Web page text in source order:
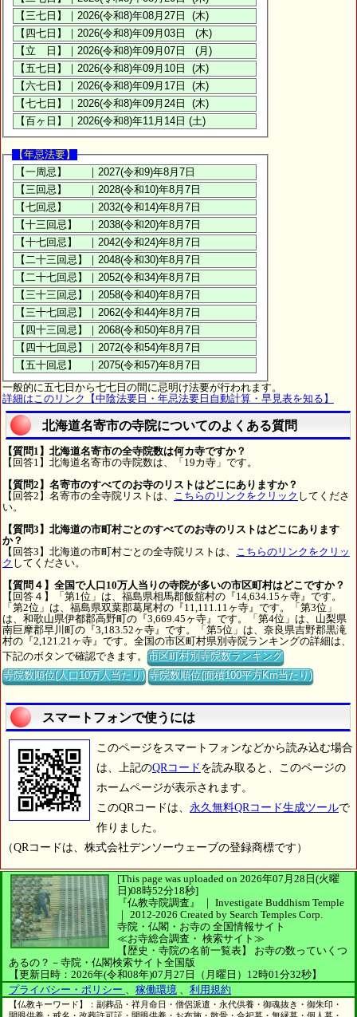
【年忌法要】
一般的に五七日から七七日の間に忌明け法要が行われます。
詳細はこのリンク【中陰法要日・年忌法要日自動計算・早見表を知る】
北海道名寄市の寺院についてのよくある質問
【質問1】北海道名寄市の全寺院数は何カ寺ですか？
【回答1】北海道名寄市の寺院数は、「19カ寺」です。
【質問2】名寄市のすべてのお寺のリストはどこにありますか？
【回答2】名寄市の全寺院リストは、 こちらのリンクをクリック してくださ
い。
【質問3】北海道の市町村ごとのすべてのお寺のリストはどこにあります
か？
【回答3】北海道の市町村ごとの全寺院リストは、 こちらのリンクをクリッ
ク してください。
【質問４】全国で人口10万人当りの寺院が多いの市区町村はどこですか？
【回答４】「第1位」は、福島県相馬郡飯舘村の『14,634.15ヶ寺』です。
「第2位」は、福島県双葉郡葛尾村の『11,111.11ヶ寺』です。「第3位」
は、和歌山県伊都郡高野町の『3,669.45ヶ寺』です。「第4位」は、山梨県
南巨摩郡早川町の『3,183.52ヶ寺』です。「第5位」は、奈良県吉野郡黒滝
村の『2,121.21ヶ寺』です。全国の市区町村県別寺院ランキングの詳細は、
下記のボタンで確認できます。市区町村別寺院数ランキング
寺院数順位(人口10万人当たり) 寺院数順位(面積100平方Km当たり)
スマートフォンで使うには
このページをスマートフォンなどから読み込む場合
は、上記のQRコード を読み取ると、このページの
ホームページが表示されます。
このQRコードは、 永久無料QRコード生成ツールで
作りました。
（QRコードは、株式会社デンソーウェーブの登録商標です）
[This page was uploaded on 2026年07月28日(火曜
日)08時52分18秒]
『仏教寺院調査』 ｜ Investigate Buddhism Temple
｜ 2012-2026 Created by Search Temples Corp.
寺院・仏閣・お寺の 全国情報サイト
≪お寺総合調査・ 検索サイト≫
【歴史・寺院の名前一覧表】
お寺の数っていくつ
あるの？－寺院・仏閣検索サイト全国版
【更新日時：2026年(令和08年)07月27日（月曜日）12時01分32秒】
プライバシー・ポリシー 、 稼働環境 、 利用規約
【仏教キーワード】：副葬品・祥月命日・僧侶派遣・永代供養・御魂抜き・御朱印・